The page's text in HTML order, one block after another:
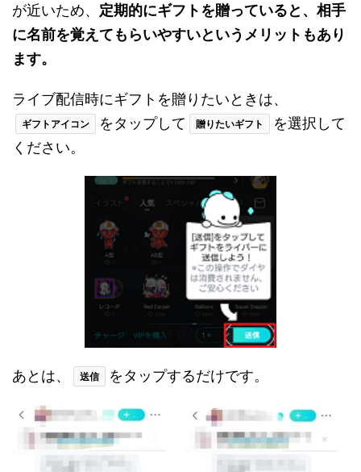
が近いため、 定期的にギフトを贈っていると、相手
に名前を覚えてもらいやすいというメリットもあり
ます。
ライブ配信時にギフトを贈りたいときは、
ギフトアイコン をタップして 贈りたいギフト
を選択して
ください。
あとは、 送信 をタップするだけです。